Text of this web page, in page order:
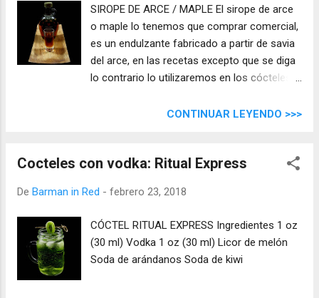
SIROPE DE ARCE / MAPLE El sirope de arce
o maple lo tenemos que comprar comercial,
es un endulzante fabricado a partir de savia
del arce, en las recetas excepto que se diga
lo contrario lo utilizaremos en los cócteles
CONTINUAR LEYENDO >>>
Cocteles con vodka: Ritual Express
De Barman in Red - febrero 23, 2018
CÓCTEL RITUAL EXPRESS Ingredientes 1 oz
(30 ml) Vodka 1 oz (30 ml) Licor de melón
Soda de arándanos Soda de kiwi